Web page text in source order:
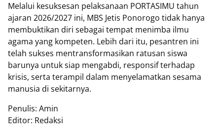
Melalui kesuksesan pelaksanaan PORTASIMU tahun
ajaran 2026/2027 ini, MBS Jetis Ponorogo tidak hanya
membuktikan diri sebagai tempat menimba ilmu
agama yang kompeten. Lebih dari itu, pesantren ini
telah sukses mentransformasikan ratusan siswa
barunya untuk siap mengabdi, responsif terhadap
krisis, serta terampil dalam menyelamatkan sesama
manusia di sekitarnya.
Penulis: Amin
Editor: Redaksi